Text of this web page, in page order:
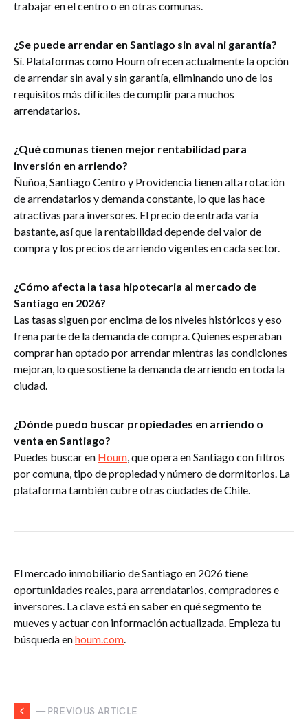
trabajar en el centro o en otras comunas.
¿Se puede arrendar en Santiago sin aval ni garantía?
Sí. Plataformas como Houm ofrecen actualmente la opción
de arrendar sin aval y sin garantía, eliminando uno de los
requisitos más difíciles de cumplir para muchos
arrendatarios.
¿Qué comunas tienen mejor rentabilidad para
inversión en arriendo?
Ñuñoa, Santiago Centro y Providencia tienen alta rotación
de arrendatarios y demanda constante, lo que las hace
atractivas para inversores. El precio de entrada varía
bastante, así que la rentabilidad depende del valor de
compra y los precios de arriendo vigentes en cada sector.
¿Cómo afecta la tasa hipotecaria al mercado de
Santiago en 2026?
Las tasas siguen por encima de los niveles históricos y eso
frena parte de la demanda de compra. Quienes esperaban
comprar han optado por arrendar mientras las condiciones
mejoran, lo que sostiene la demanda de arriendo en toda la
ciudad.
¿Dónde puedo buscar propiedades en arriendo o
venta en Santiago?
Puedes buscar en Houm, que opera en Santiago con filtros
por comuna, tipo de propiedad y número de dormitorios. La
plataforma también cubre otras ciudades de Chile.
El mercado inmobiliario de Santiago en 2026 tiene
oportunidades reales, para arrendatarios, compradores e
inversores. La clave está en saber en qué segmento te
mueves y actuar con información actualizada. Empieza tu
búsqueda enhoum.com.
— PREVIOUS ARTICLE